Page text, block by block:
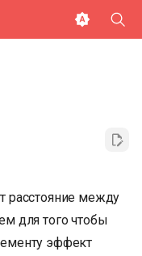
расcтояние между
для того чтобы
эффект